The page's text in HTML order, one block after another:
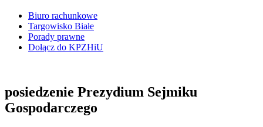
Biuro rachunkowe
Targowisko Białe
Porady prawne
Dołącz do KPZHiU
posiedzenie Prezydium Sejmiku
Gospodarczego